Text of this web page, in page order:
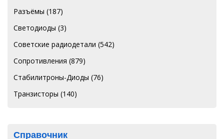
Разъёмы (187)
Светодиоды (3)
Советские радиодетали (542)
Сопротивления (879)
Стабилитроны-Диоды (76)
Транзисторы (140)
Справочник